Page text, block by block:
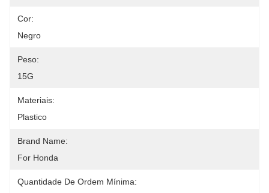
Cor:
Negro
Peso:
15G
Materiais:
Plastico
Brand Name:
For Honda
Quantidade De Ordem Mínima: